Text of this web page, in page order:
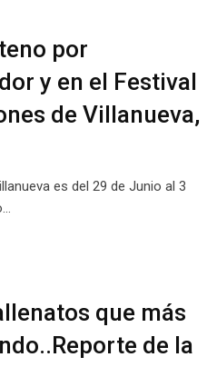
por
y en el Festival
de Villanueva,
es del 29 de Junio al 3
que más
de la